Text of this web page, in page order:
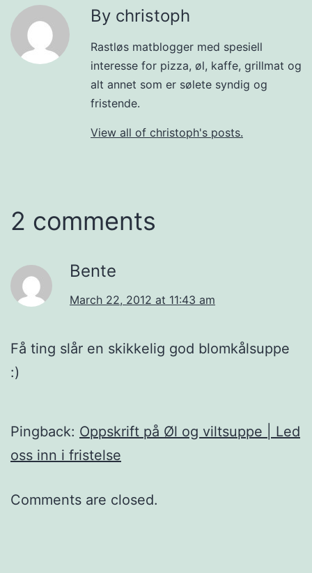
By christoph
Rastløs matblogger med spesiell
interesse for pizza, øl, kaffe, grillmat og
alt annet som er sølete syndig og
fristende.
View all of christoph's posts.
2 comments
Bente
March 22, 2012 at 11:43 am
Få ting slår en skikkelig god blomkålsuppe
:)
Pingback: Oppskrift på Øl og viltsuppe | Led
oss inn i fristelse
Comments are closed.